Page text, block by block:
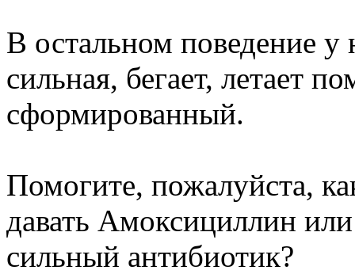
В остальном поведение у
сильная, бегает, летает
сформированный.
Помогите, пожалуйста,
давать Амоксициллин
сильный антибиотик?